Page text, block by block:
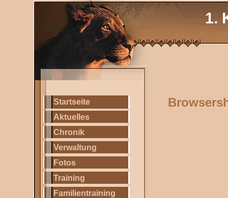
1.
Startseite
Aktuelles
Chronik
Verwaltung
Fotos
Training
Familientraining